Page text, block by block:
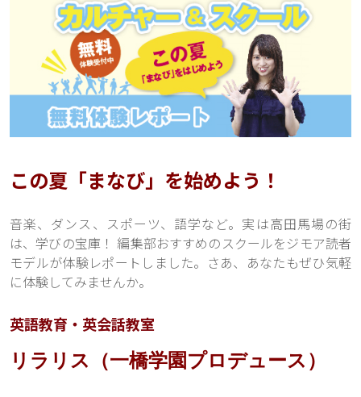
この夏「まなび」を始めよう！
音楽、ダンス、スポーツ、語学など。実は高田馬場の街
は、学びの宝庫！ 編集部おすすめのスクールをジモア読者
モデルが体験レポートしました。さあ、あなたもぜひ気軽
に体験してみませんか。
英語教育・英会話教室
リラリス（一橋学園プロデュース）